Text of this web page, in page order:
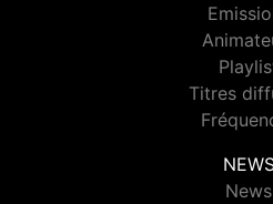
Titres
News